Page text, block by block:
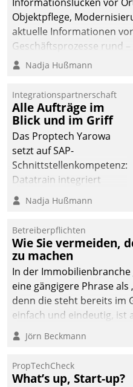
sich dabei für den Betrieb
der Lösung über die SAP
Cloud Platform
entschieden - als erstes
Unternehmen am
Objektpflege,
aktuelle Informationen
Geschäftsprozesse rund
Nadja Hußmann
Integrationspartnerschaft
Alle Aufträge im
Blick und im Griff
Das Proptech Yarowa
setzt auf SAP-
Schnittstellenkompetenz:
Datatrain integriert
Yarowas Portal zur
Vergabe und Verwaltung
operativen
Instandhaltung in die
SAP-Systemlandschaft
deutscher
Wohnungsunternehmen
– und beschleunigt damit
Mieteranliegen zum
Nadja Hußmann
Betreiberpflichten
Wie Sie vermeiden,
zu machen
In der
eine gängigere Phrase
denn die steht bereits im
einfach und eindeutig, ist
Branchenbeschäftigte
Verantwortung folgen
Jörn Beckmann
PropTechCheck
What’s up, Start-up?